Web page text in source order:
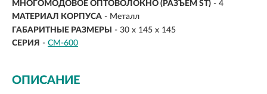
МНОГОМОДОВОЕ ОПТОВОЛОКНО (РАЗЪЕМ ST) - 4
МАТЕРИАЛ КОРПУСА - Металл
ГАБАРИТНЫЕ РАЗМЕРЫ
- 30 x 145 x 145
СЕРИЯ - CM-600
ОПИСАНИЕ